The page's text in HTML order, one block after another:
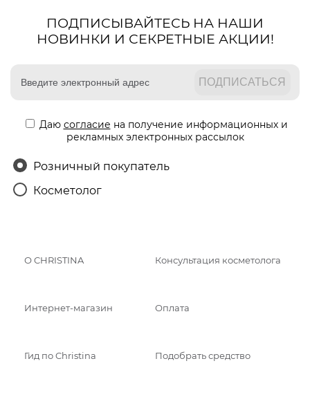
ПОДПИСЫВАЙТЕСЬ НА НАШИ
НОВИНКИ И СЕКРЕТНЫЕ АКЦИИ!
Даю согласие на получение информационных и
рекламных электронных рассылок
Розничный покупатель
Косметолог
О CHRISTINA Консультация косметолога
Интернет-магазин Оплата
Гид по Christina Подобрать средство